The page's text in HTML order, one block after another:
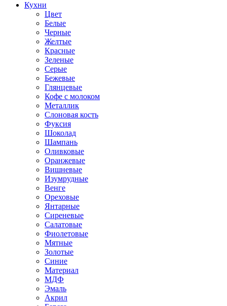
Кухни
Цвет
Белые
Черные
Желтые
Красные
Зеленые
Серые
Бежевые
Глянцевые
Кофе с молоком
Металлик
Слоновая кость
Фуксия
Шоколад
Шампань
Оливковые
Оранжевые
Вишневые
Изумрудные
Венге
Ореховые
Янтарные
Сиреневые
Салатовые
Фиолетовые
Мятные
Золотые
Синие
Материал
МДФ
Эмаль
Акрил